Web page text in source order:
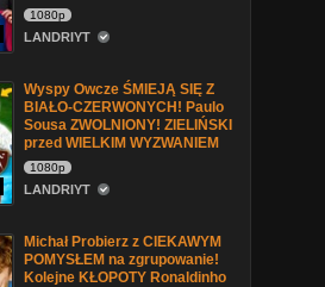
1080p
LANDRIYT
Wyspy Owcze ŚMIEJĄ SIĘ Z
BIAŁO-CZERWONYCH! Paulo
Sousa ZWOLNIONY! ZIELIŃSKI
przed WIELKIM WYZWANIEM
1080p
LANDRIYT
Michał Probierz z CIEKAWYM
POMYSŁEM na zgrupowanie!
Kolejne KŁOPOTY Ronaldinho